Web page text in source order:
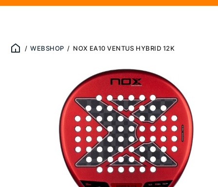
/ WEBSHOP / NOX EA10 VENTUS HYBRID 12K